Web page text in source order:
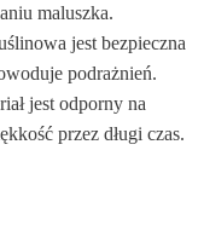
maluszka.
jest bezpieczna
podrażnień.
jest odporny na
przez długi czas.